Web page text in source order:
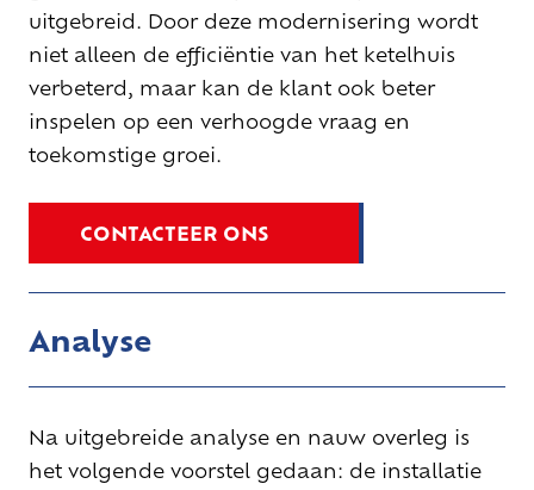
uitgebreid. Door deze modernisering wordt
niet alleen de efficiëntie van het ketelhuis
verbeterd, maar kan de klant ook beter
inspelen op een verhoogde vraag en
toekomstige groei.
CONTACTEER ONS
Analyse
Na uitgebreide analyse en nauw overleg is
het volgende voorstel gedaan: de installatie